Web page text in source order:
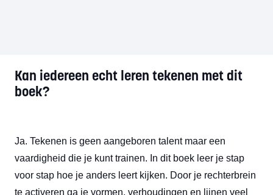
Kan iedereen echt leren tekenen met dit
boek?
Ja. Tekenen is geen aangeboren talent maar een
vaardigheid die je kunt trainen. In dit boek leer je stap
voor stap hoe je anders leert kijken. Door je rechterbrein
te activeren ga je vormen, verhoudingen en lijnen veel